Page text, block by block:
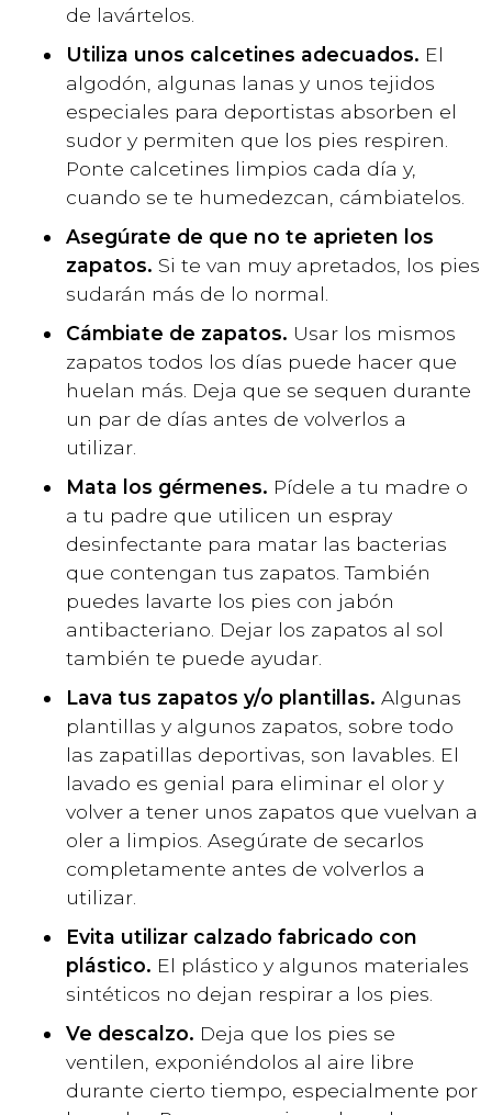
de lavártelos.
Utiliza unos calcetines adecuados. El
algodón, algunas lanas y unos tejidos
especiales para deportistas absorben el
sudor y permiten que los pies respiren.
Ponte calcetines limpios cada día y,
cuando se te humedezcan, cámbiatelos.
Asegúrate de que no te aprieten los
zapatos. Si te van muy apretados, los pies
sudarán más de lo normal.
Cámbiate de zapatos. Usar los mismos
zapatos todos los días puede hacer que
huelan más. Deja que se sequen durante
un par de días antes de volverlos a
utilizar.
Mata los gérmenes. Pídele a tu madre o
a tu padre que utilicen un espray
desinfectante para matar las bacterias
que contengan tus zapatos. También
puedes lavarte los pies con jabón
antibacteriano. Dejar los zapatos al sol
también te puede ayudar.
Lava tus zapatos y/o plantillas. Algunas
plantillas y algunos zapatos, sobre todo
las zapatillas deportivas, son lavables. El
lavado es genial para eliminar el olor y
volver a tener unos zapatos que vuelvan a
oler a limpios. Asegúrate de secarlos
completamente antes de volverlos a
utilizar.
Evita utilizar calzado fabricado con
plástico. El plástico y algunos materiales
sintéticos no dejan respirar a los pies.
Ve descalzo. Deja que los pies se
ventilen, exponiéndolos al aire libre
durante cierto tiempo, especialmente por